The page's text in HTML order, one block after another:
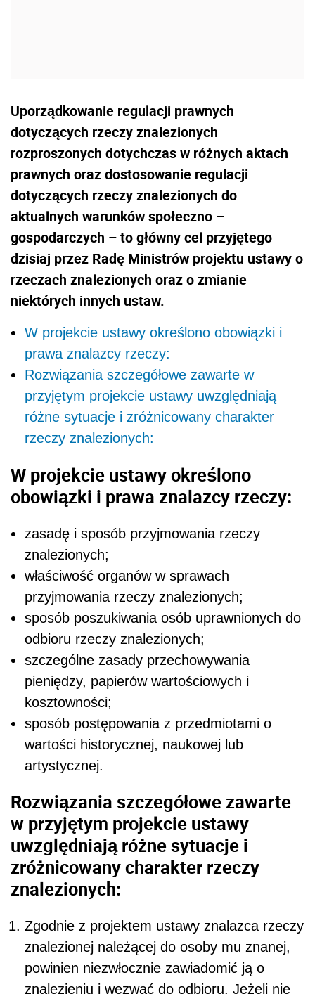
Uporządkowanie regulacji prawnych
dotyczących rzeczy znalezionych
rozproszonych dotychczas w różnych aktach
prawnych oraz dostosowanie regulacji
dotyczących rzeczy znalezionych do
aktualnych warunków społeczno –
gospodarczych – to główny cel przyjętego
dzisiaj przez Radę Ministrów projektu ustawy o
rzeczach znalezionych oraz o zmianie
niektórych innych ustaw.
W projekcie ustawy określono obowiązki i
prawa znalazcy rzeczy:
Rozwiązania szczegółowe zawarte w
przyjętym projekcie ustawy uwzględniają
różne sytuacje i zróżnicowany charakter
rzeczy znalezionych:
W projekcie ustawy określono
obowiązki i prawa znalazcy rzeczy:
zasadę i sposób przyjmowania rzeczy
znalezionych;
właściwość organów w sprawach
przyjmowania rzeczy znalezionych;
sposób poszukiwania osób uprawnionych do
odbioru rzeczy znalezionych;
szczególne zasady przechowywania
pieniędzy, papierów wartościowych i
kosztowności;
sposób postępowania z przedmiotami o
wartości historycznej, naukowej lub
artystycznej.
Rozwiązania szczegółowe zawarte
w przyjętym projekcie ustawy
uwzględniają różne sytuacje i
zróżnicowany charakter rzeczy
znalezionych:
Zgodnie z projektem ustawy znalazca rzeczy
znalezionej należącej do osoby mu znanej,
powinien niezwłocznie zawiadomić ją o
znalezieniu i wezwać do odbioru. Jeżeli nie